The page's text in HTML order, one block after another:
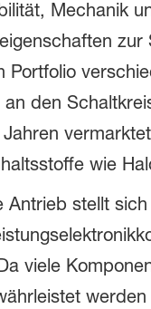
Mechanik
Portfolio
den
wie
Antrieb stellt
viele